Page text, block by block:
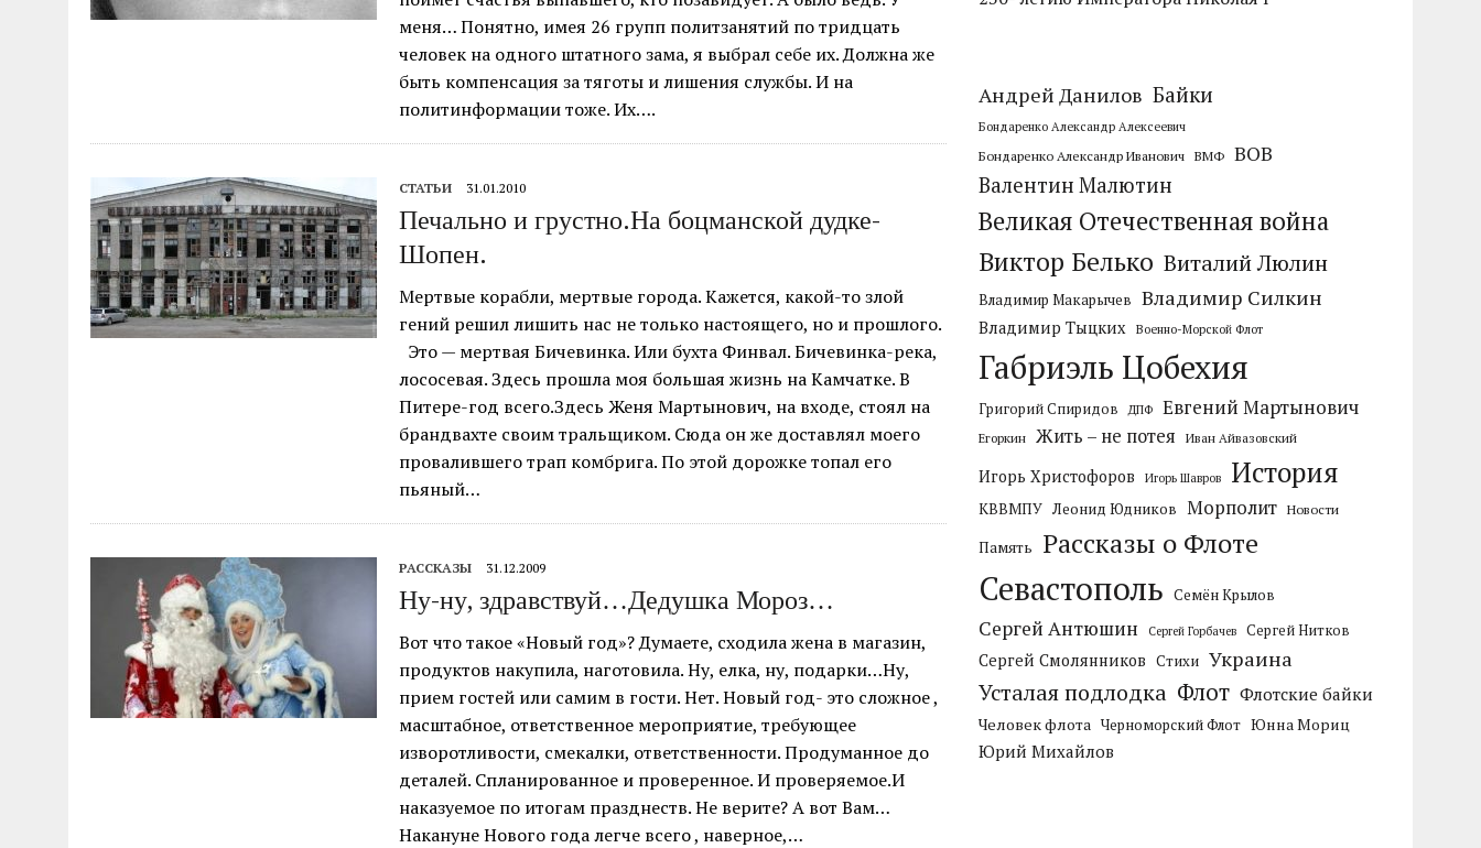
меня… Понятно, имея 26 групп политзанятий по тридцать
человек на одного штатного зама, я выбрал себе их. Должна же
быть компенсация за тяготы и лишения службы. И на
политинформации тоже. Их….
СТАТЬИ 31.01.2010
Печально и грустно.На боцманской дудке-
Шопен.
Мертвые корабли, мертвые города. Кажется, какой-то злой
гений решил лишить нас не только настоящего, но и прошлого.
Это — мертвая Бичевинка. Или бухта Финвал. Бичевинка-река,
лососевая. Здесь прошла моя большая жизнь на Камчатке. В
Питере-год всего.Здесь Женя Мартынович, на входе, стоял на
брандвахте своим тральщиком. Сюда он же доставлял моего
провалившего трап комбрига. По этой дорожке топал его
пьяный…
РАССКАЗЫ 31.12.2009
Ну-ну, здравствуй…Дедушка Мороз…
Вот что такое «Новый год»? Думаете, сходила жена в магазин,
продуктов накупила, наготовила. Ну, елка, ну, подарки…Ну,
прием гостей или самим в гости. Нет. Новый год- это сложное ,
масштабное, ответственное мероприятие, требующее
изворотливости, смекалки, ответственности. Продуманное до
деталей. Спланированное и проверенное. И проверяемое.И
наказуемое по итогам празднеств. Не верите? А вот Вам…
Накануне Нового года легче всего , наверное,…
Андрей Данилов Байки
Бондаренко Александр Алексеевич
Бондаренко Александр Иванович ВМФ ВОВ
Валентин Малютин
Великая Отечественная война
Виктор Белько Виталий Люлин
Владимир Макарычев Владимир Силкин
Владимир Тыцких Военно-Морской Флот
Габриэль Цобехия
Григорий Спиридов ДПФ Евгений Мартынович
Егоркин Жить – не потея Иван Айвазовский
Игорь Христофоров Игорь Шавров История
КВВМПУ Леонид Юдников Морполит Новости
Память Рассказы о Флоте
Севастополь Семён Крылов
Сергей Антюшин Сергей Горбачев Сергей Нитков
Сергей Смолянников Стихи Украина
Усталая подлодка Флот Флотские байки
Человек флота Черноморский Флот Юнна Мориц
Юрий Михайлов